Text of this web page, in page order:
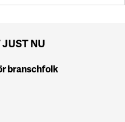
NU
branschfolk